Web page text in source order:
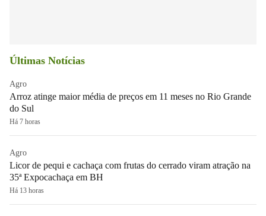
Últimas Notícias
Agro
Arroz atinge maior média de preços em 11 meses no Rio Grande
do Sul
Há 7 horas
Agro
Licor de pequi e cachaça com frutas do cerrado viram atração na
35ª Expocachaça em BH
Há 13 horas